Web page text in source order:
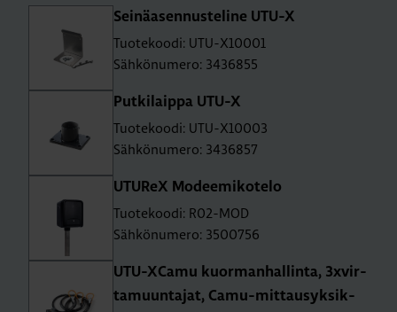
Sei­nä­asen­nus­te­li­ne UTU-X
Tuotekoodi: UTU-X10001
Sähkönumero: 3436855
Put­ki­laip­pa UTU-X
Tuotekoodi: UTU-X10003
Sähkönumero: 3436857
UTU­ReX Mo­dee­mi­ko­te­lo
Tuotekoodi: R02-MOD
Sähkönumero: 3500756
UTU-XCa­mu kuor­man­hal­lin­ta, 3x­vir­
ta­muun­ta­jat, Ca­mu-mit­tausyk­sik­